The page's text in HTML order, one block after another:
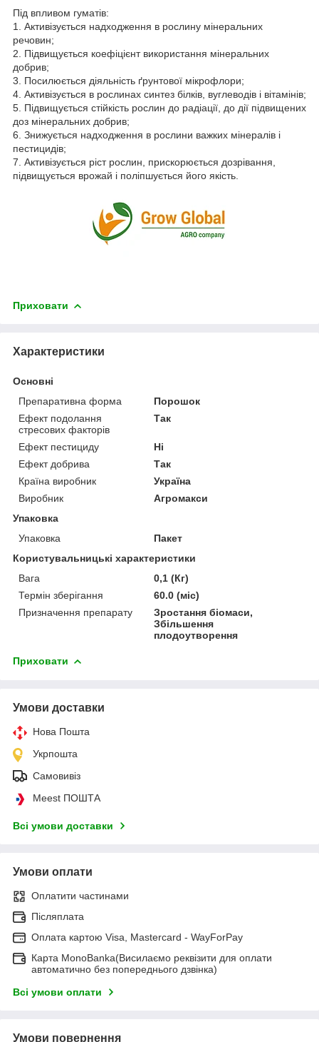
Під впливом гуматів:
1. Активізується надходження в рослину мінеральних
речовин;
2. Підвищується коефіцієнт використання мінеральних
добрив;
3. Посилюється діяльність ґрунтової мікрофлори;
4. Активізується в рослинах синтез білків, вуглеводів і вітамінів;
5. Підвищується стійкість рослин до радіації, до дії підвищених
доз мінеральних добрив;
6. Знижується надходження в рослини важких мінералів і
пестицидів;
7. Активізується ріст рослин, прискорюється дозрівання,
підвищується врожай і поліпшується його якість.
Приховати
Характеристики
Основні
Препаративна форма
Порошок
Ефект подолання
стресових факторів
Так
Ефект пестициду
Ні
Ефект добрива
Так
Країна виробник
Україна
Виробник
Агромакси
Упаковка
Упаковка
Пакет
Користувальницькі характеристики
Вага
0,1 (Кг)
Термін зберігання
60.0 (міс)
Призначення препарату
Зростання біомаси,
Збільшення
плодоутворення
Приховати
Умови доставки
Нова Пошта
Укрпошта
Самовивіз
Meest ПОШТА
Всі умови доставки
Умови оплати
Оплатити частинами
Післяплата
Оплата картою Visa, Mastercard - WayForPay
Карта MonoBanka(Висилаємо реквізити для оплати
автоматично без попереднього дзвінка)
Всі умови оплати
Умови повернення